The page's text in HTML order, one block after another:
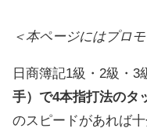
＜本ページにはプロ
日商簿記1級・2級・3
手）で4本指打法のタ
のスピードがあれば十